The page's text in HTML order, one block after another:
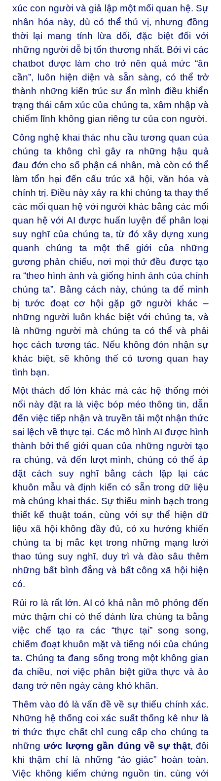
xúc con người và giả lập một mối quan hệ. Sự
nhân hóa này, dù có thể thú vị, nhưng đồng
thời lại mang tính lừa dối, đặc biệt đối với
những người dễ bị tổn thương nhất. Bởi vì các
chatbot được làm cho trở nên quá mức “ân
cần”, luôn hiện diện và sẵn sàng, có thể trở
thành những kiến trúc sư ẩn mình điều khiển
trạng thái cảm xúc của chúng ta, xâm nhập và
chiếm lĩnh không gian riêng tư của con người.
Công nghệ khai thác nhu cầu tương quan của
chúng ta không chỉ gây ra những hậu quả
đau đớn cho số phận cá nhân, mà còn có thể
làm tổn hại đến cấu trúc xã hội, văn hóa và
chính trị. Điều này xảy ra khi chúng ta thay thế
các mối quan hệ với người khác bằng các mối
quan hệ với AI được huấn luyện để phân loại
suy nghĩ của chúng ta, từ đó xây dựng xung
quanh chúng ta một thế giới của những
gương phản chiếu, nơi mọi thứ đều được tạo
ra “theo hình ảnh và giống hình ảnh của chính
chúng ta”. Bằng cách này, chúng ta để mình
bị tước đoạt cơ hội gặp gỡ người khác –
những người luôn khác biệt với chúng ta, và
là những người mà chúng ta có thể và phải
học cách tương tác. Nếu không đón nhận sự
khác biệt, sẽ không thể có tương quan hay
tình bạn.
Một thách đố lớn khác mà các hệ thống mới
nổi này đặt ra là việc bóp méo thông tin, dẫn
đến việc tiếp nhận và truyền tải một nhận thức
sai lệch về thực tại. Các mô hình AI được hình
thành bởi thế giới quan của những người tạo
ra chúng, và đến lượt mình, chúng có thể áp
đặt cách suy nghĩ bằng cách lặp lại các
khuôn mẫu và định kiến có sẵn trong dữ liệu
mà chúng khai thác. Sự thiếu minh bạch trong
thiết kế thuật toán, cùng với sự thể hiện dữ
liệu xã hội không đầy đủ, có xu hướng khiến
chúng ta bị mắc kẹt trong những mạng lưới
thao túng suy nghĩ, duy trì và đào sâu thêm
những bất bình đẳng và bất công xã hội hiện
có.
Rủi ro là rất lớn. AI có khả nằn mô phỏng đến
mức thậm chí có thể đánh lừa chúng ta bằng
việc chế tạo ra các “thực tại” song song,
chiếm đoạt khuôn mặt và tiếng nói của chúng
ta. Chúng ta đang sống trong một không gian
đa chiều, nơi việc phân biệt giữa thực và ảo
đang trở nên ngày càng khó khăn.
Thêm vào đó là vấn đề về sự thiếu chính xác.
Những hệ thống coi xác suất thống kê như là
tri thức thực chất chỉ cung cấp cho chúng ta
những ước lượng gần đúng về sự thật, đôi
khi thậm chí là những “ảo giác” hoàn toàn.
Việc không kiểm chứng nguồn tin, cùng với